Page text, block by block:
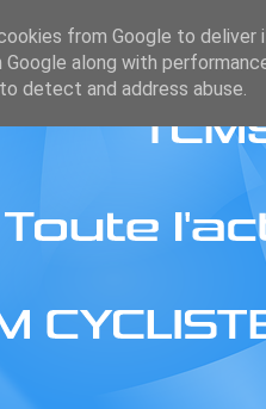
from Google to deliver
Google along with
detect and address abuse.